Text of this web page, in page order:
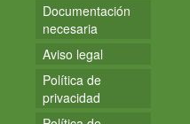
Documentación
necesaria
Aviso legal
Política de
privacidad